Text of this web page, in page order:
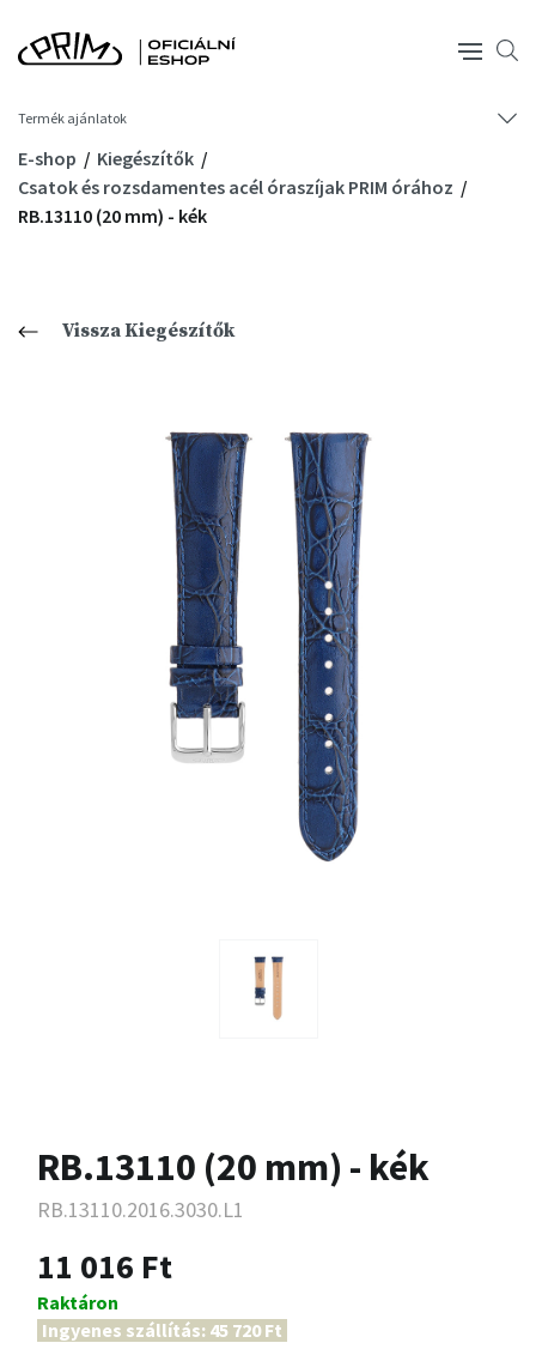
Termék ajánlatok
E-shop
Kiegészítők
Csatok és rozsdamentes acél óraszíjak PRIM órához
RB.13110 (20 mm) - kék
Vissza Kiegészítők
RB.13110 (20 mm) - kék
RB.13110.2016.3030.L1
11 016 Ft
Raktáron
Ingyenes szállítás: 45 720 Ft